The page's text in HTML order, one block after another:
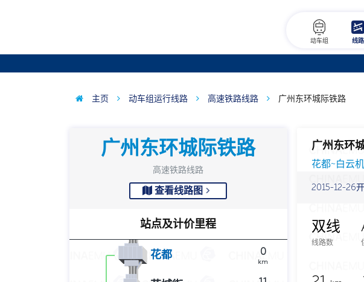
动车组 线路
主页 动车组运行线路 高速铁路线路 广州东环城际铁路
广州东环城际铁路
高速铁路线路
查看线路图
站点及计价里程
0
km
花都
广州东环
花都~白云
2015-12-26
双线
线路数